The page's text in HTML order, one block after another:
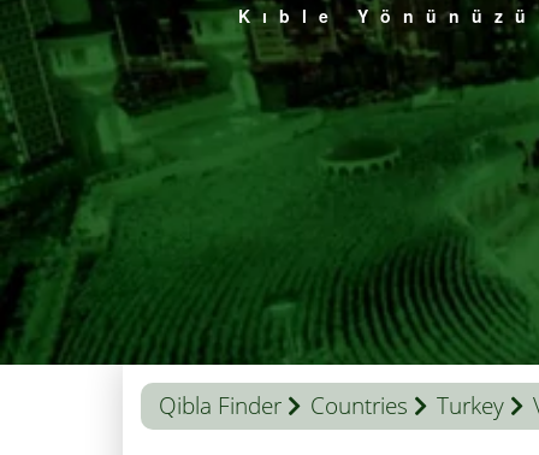
Kıble
Qibla Finder Countries Turkey